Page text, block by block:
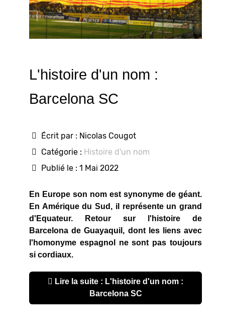
L'histoire d'un nom :
Barcelona SC
Écrit par : Nicolas Cougot
Catégorie : Histoire d'un nom
Publié le : 1 Mai 2022
En Europe son nom est synonyme de géant.
En Amérique du Sud, il représente un grand
d'Equateur. Retour sur l'histoire de
Barcelona de Guayaquil, dont les liens avec
l'homonyme espagnol ne sont pas toujours
si cordiaux.
Lire la suite : L'histoire d'un nom :
Barcelona SC